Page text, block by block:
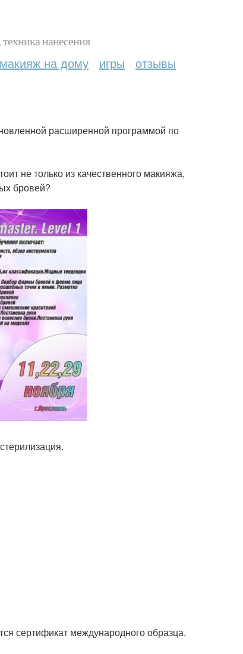
нанесения
на дому игры отзывы
расширенной программой по
не только из качественного макияжа,
бровей?
сертификат международного образца.